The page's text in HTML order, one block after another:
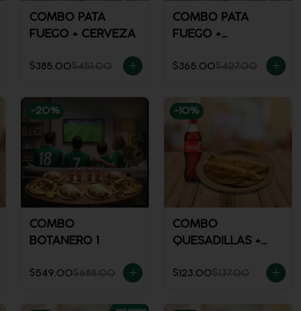
COMBO PATA
FUEGO + CERVEZA
$385.00$451.00
COMBO PATA
FUEGO +
$365.00$427.00
-20%
COMBO
BOTANERO 1
$549.00$688.00
-10%
COMBO
QUESADILLAS +
$123.00$137.00